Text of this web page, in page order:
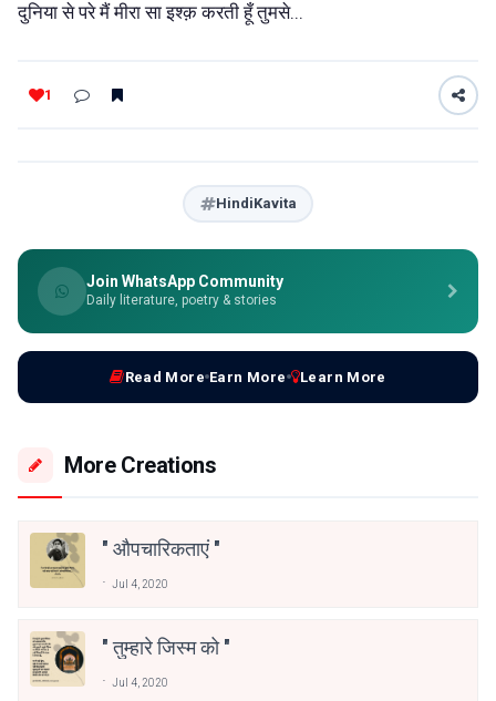
दुनिया से परे मैं मीरा सा इश्क़ करती हूँ तुमसे...
1
HindiKavita
Join WhatsApp Community
Daily literature, poetry & stories
Read More Earn More Learn More
More Creations
" औपचारिकताएं "
Jul 4, 2020
" तुम्हारे जिस्म को "
Jul 4, 2020